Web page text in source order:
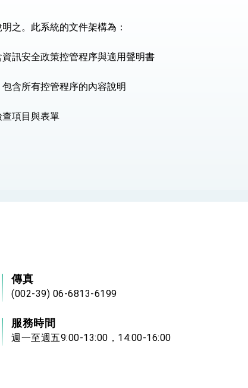
」訪問團一行，深化跨大西洋戰略夥伴關係
略小組」跨部會會議
總合外交」與台歐美日關係深化
處」，進一步深化台美交流合作
之。此系統的文件架構為：
訊安全政策控管程序與適用聲明書
含所有控管程序的內容說明
項目與表單
傳真
(002-39) 06-6813-6199
服務時間
週一至週五9:00-13:00，14:00-16:00